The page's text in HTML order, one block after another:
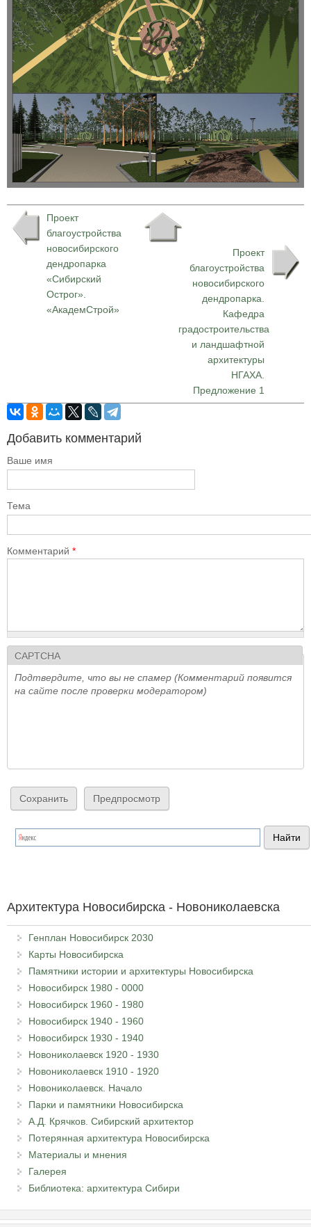
Проект
благоустройства
новосибирского
дендропарка
«Сибирский
Острог».
«АкадемСтрой»
Проект
благоустройства
новосибирского
дендропарка.
Кафедра
градостроительства
и ландшафтной
архитектуры
НГАХА.
Предложение 1
Добавить комментарий
Ваше имя
Тема
Комментарий *
CAPTCHA
Подтвердите, что вы не спамер (Комментарий появится
на сайте после проверки модератором)
Архитектура Новосибирска - Новониколаевска
Генплан Новосибирск 2030
Карты Новосибирска
Памятники истории и архитектуры Новосибирска
Новосибирск 1980 - 0000
Новосибирск 1960 - 1980
Новосибирск 1940 - 1960
Новосибирск 1930 - 1940
Новониколаевск 1920 - 1930
Новониколаевск 1910 - 1920
Новониколаевск. Начало
Парки и памятники Новосибирска
А.Д. Крячков. Сибирский архитектор
Потерянная архитектура Новосибирска
Материалы и мнения
Галерея
Библиотека: архитектура Сибири